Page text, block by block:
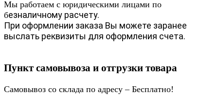
Мы работаем с юридическими лицами по
безналичному расчету.
При оформлении заказа Вы можете заранее
выслать реквизиты для оформления счета.
Пункт самовывоза и отгрузки товара
Самовывоз со склада по адресу – Бесплатно!